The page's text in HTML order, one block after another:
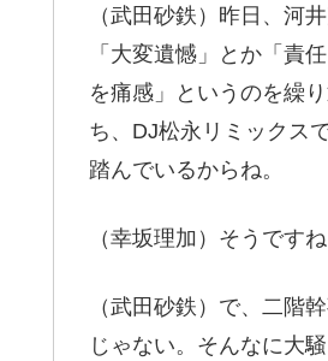
（武田砂鉄）昨日、河
「大変遺憾」とか「責
を痛感」というのを繰
ち、DJ松永リミックス
踏んでいるからね。
（幸坂理加）そうですね
（武田砂鉄）で、二階
じゃない。そんなに大